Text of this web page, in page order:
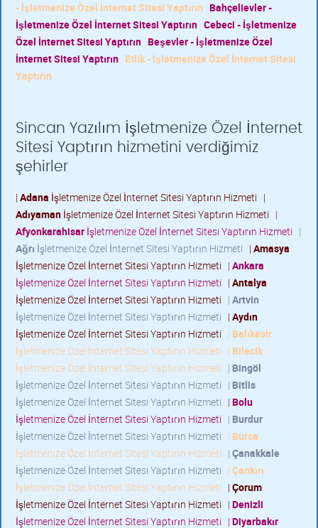
- İşletmenize Özel İnternet Sitesi Yaptırın Bahçelievler -
İşletmenize Özel İnternet Sitesi Yaptırın Cebeci - İşletmenize
Özel İnternet Sitesi Yaptırın Beşevler - İşletmenize Özel
İnternet Sitesi Yaptırın Etlik - İşletmenize Özel İnternet Sitesi
Yaptırın
Sincan Yazılım İşletmenize Özel İnternet
Sitesi Yaptırın hizmetini verdiğimiz
şehirler
| Adana İşletmenize Özel İnternet Sitesi Yaptırın Hizmeti |
Adıyaman İşletmenize Özel İnternet Sitesi Yaptırın Hizmeti |
Afyonkarahisar İşletmenize Özel İnternet Sitesi Yaptırın Hizmeti |
Ağrı İşletmenize Özel İnternet Sitesi Yaptırın Hizmeti | Amasya
İşletmenize Özel İnternet Sitesi Yaptırın Hizmeti | Ankara
İşletmenize Özel İnternet Sitesi Yaptırın Hizmeti | Antalya
İşletmenize Özel İnternet Sitesi Yaptırın Hizmeti | Artvin
İşletmenize Özel İnternet Sitesi Yaptırın Hizmeti | Aydın
İşletmenize Özel İnternet Sitesi Yaptırın Hizmeti | Balıkesir
İşletmenize Özel İnternet Sitesi Yaptırın Hizmeti | Bilecik
İşletmenize Özel İnternet Sitesi Yaptırın Hizmeti | Bingöl
İşletmenize Özel İnternet Sitesi Yaptırın Hizmeti | Bitlis
İşletmenize Özel İnternet Sitesi Yaptırın Hizmeti | Bolu
İşletmenize Özel İnternet Sitesi Yaptırın Hizmeti | Burdur
İşletmenize Özel İnternet Sitesi Yaptırın Hizmeti | Bursa
İşletmenize Özel İnternet Sitesi Yaptırın Hizmeti | Çanakkale
İşletmenize Özel İnternet Sitesi Yaptırın Hizmeti | Çankırı
İşletmenize Özel İnternet Sitesi Yaptırın Hizmeti | Çorum
İşletmenize Özel İnternet Sitesi Yaptırın Hizmeti | Denizli
İşletmenize Özel İnternet Sitesi Yaptırın Hizmeti | Diyarbakır